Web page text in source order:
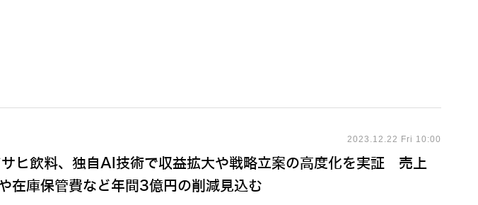
2023.12.22 Fri 10:00
ヒ飲料、独自AI技術で収益拡大や戦略立案の高度化を実証 売上
在庫保管費など年間3億円の削減見込む